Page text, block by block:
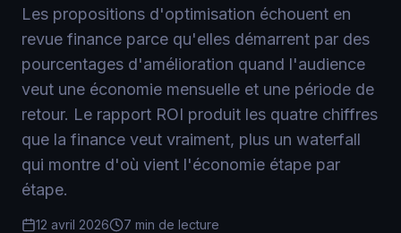
Les propositions d'optimisation échouent en
revue finance parce qu'elles démarrent par des
pourcentages d'amélioration quand l'audience
veut une économie mensuelle et une période de
retour. Le rapport ROI produit les quatre chiffres
que la finance veut vraiment, plus un waterfall
qui montre d'où vient l'économie étape par
étape.
12 avril 2026 7 min de lecture